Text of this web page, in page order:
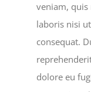
veniam,
laboris nisi
consequat.
dolore eu